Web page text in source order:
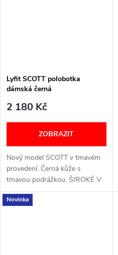
Lyfit SCOTT polobotka
dámská černá
2 180 Kč
ZOBRAZIT
Nový model SCOTT v tmavém
provedení. Černá kůže s
tmavou podrážkou. ŠIROKÉ V
PRSTNÍ ČÁSTI JAKO
BAREFOOT OBUV, ALE S
Novinka